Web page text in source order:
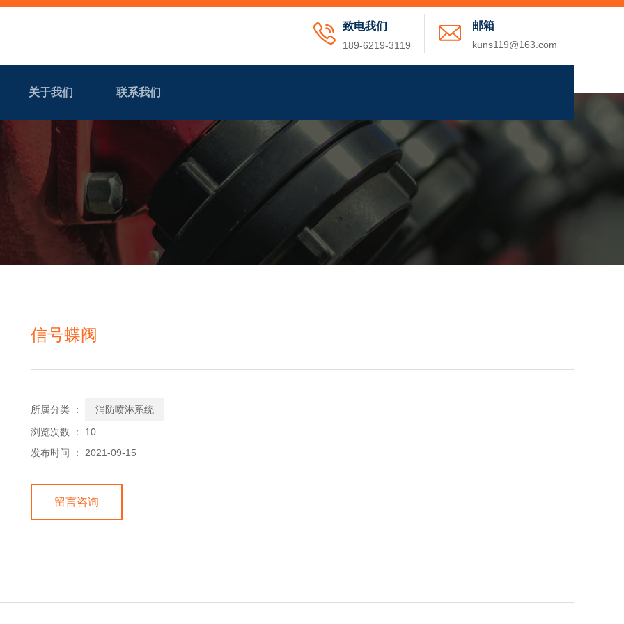
致电我们
189-6219-3119
邮箱
kuns119@163.com
关于我们 联系我们
首页
信号蝶阀
所属分类 ：
消防喷淋系统
浏览次数 ： 10
发布时间 ： 2021-09-15
留言咨询